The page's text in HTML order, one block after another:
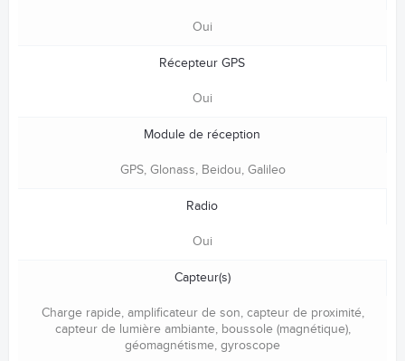
Oui
Récepteur GPS
Oui
Module de réception
GPS, Glonass, Beidou, Galileo
Radio
Oui
Capteur(s)
Charge rapide, amplificateur de son, capteur de proximité,
capteur de lumière ambiante, boussole (magnétique),
géomagnétisme, gyroscope